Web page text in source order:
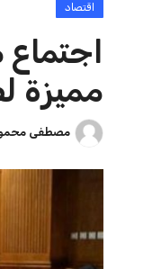
اخبار مصر
عرب وعالم
اخبار الرياضة
فن وثقافة
اقتصاد
مميزة
مصطفى